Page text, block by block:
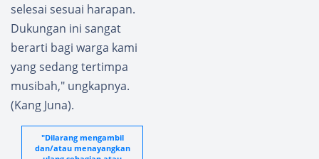
selesai sesuai harapan.
Dukungan ini sangat
berarti bagi warga kami
yang sedang tertimpa
musibah," ungkapnya.
(Kang Juna).
"Dilarang mengambil
dan/atau menayangkan